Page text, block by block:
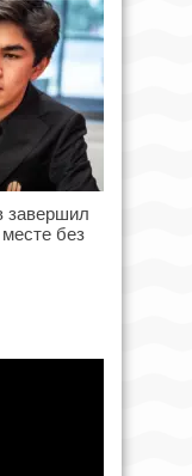
завершил
без